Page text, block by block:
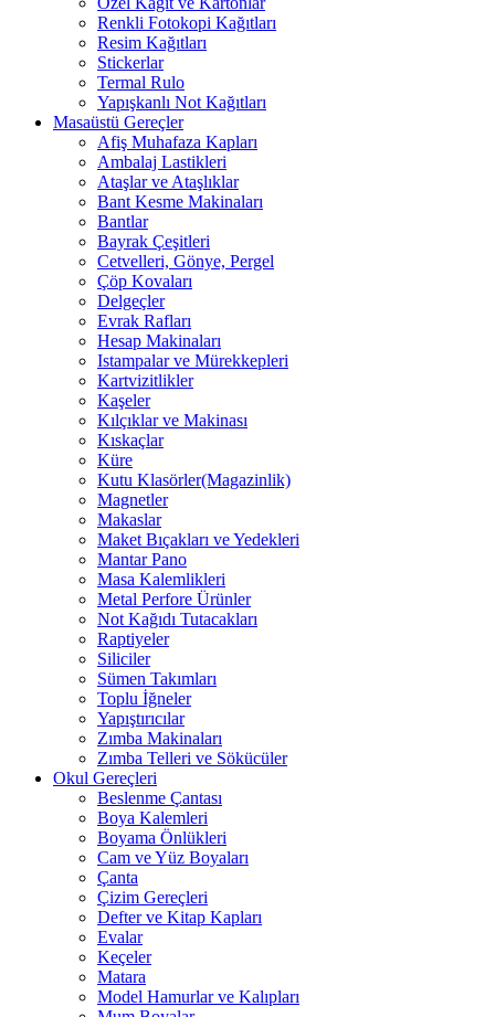
Renkli Fotokopi Kağıtları
Resim Kağıtları
Stickerlar
Termal Rulo
Yapışkanlı Not Kağıtları
Masaüstü Gereçler
Afiş Muhafaza Kapları
Ambalaj Lastikleri
Ataşlar ve Ataşlıklar
Bant Kesme Makinaları
Bantlar
Bayrak Çeşitleri
Cetvelleri, Gönye, Pergel
Çöp Kovaları
Delgeçler
Evrak Rafları
Hesap Makinaları
Istampalar ve Mürekkepleri
Kartvizitlikler
Kaşeler
Kılçıklar ve Makinası
Kıskaçlar
Küre
Kutu Klasörler(Magazinlik)
Magnetler
Makaslar
Maket Bıçakları ve Yedekleri
Mantar Pano
Masa Kalemlikleri
Metal Perfore Ürünler
Not Kağıdı Tutacakları
Raptiyeler
Siliciler
Sümen Takımları
Toplu İğneler
Yapıştırıcılar
Zımba Makinaları
Zımba Telleri ve Sökücüler
Okul Gereçleri
Beslenme Çantası
Boya Kalemleri
Boyama Önlükleri
Cam ve Yüz Boyaları
Çanta
Çizim Gereçleri
Defter ve Kitap Kapları
Evalar
Keçeler
Matara
Model Hamurlar ve Kalıpları